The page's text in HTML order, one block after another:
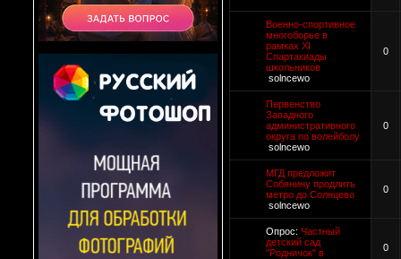
Военно-спортивное
многоборье в
рамках ХI
Спартакиады
школьников
solncewo
0
Первенство
Западного
административного
округа по волейболу
solncewo
0
МГД предложит
Собянину продлить
метро до Солнцево
solncewo
0
Опрос: Частный
детский сад
"Родничок" в
0